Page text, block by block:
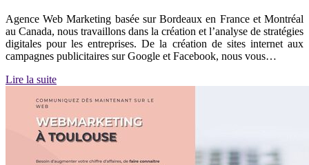
Agence Web Marketing basée sur Bordeaux en France et Montréal
au Canada, nous travaillons dans la création et l’analyse de stratégies
digitales pour les entreprises. De la création de sites internet aux
campagnes publicitaires sur Google et Facebook, nous vous…
Lire la suite